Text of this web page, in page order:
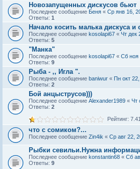
Новозапущенных дискусов бьют
Последнее сообщение Беня « Ср янв 16,
Ответы: 1
Начало косить малька дискуса и
Последнее сообщение kosolapi67 « Чт дек
Ответы: 5
"Манка"
Последнее сообщение kosolapi67 « Сб ноя
Ответы: 9
Рыба - ,, Игла ".
Последнее сообщение baniwur « Пн окт
Ответы: 2
Бой анцыструсов)))
Последнее сообщение Alexander1989 « Чт
Ответы: 2
Рейтинг:
что с сомиком?...
Последнее сообщение Zin4ik « Ср авг 22,
Рыбки севильи.Нужна
Последнее сообщение konstantin68 « Сб
Ответы: 9